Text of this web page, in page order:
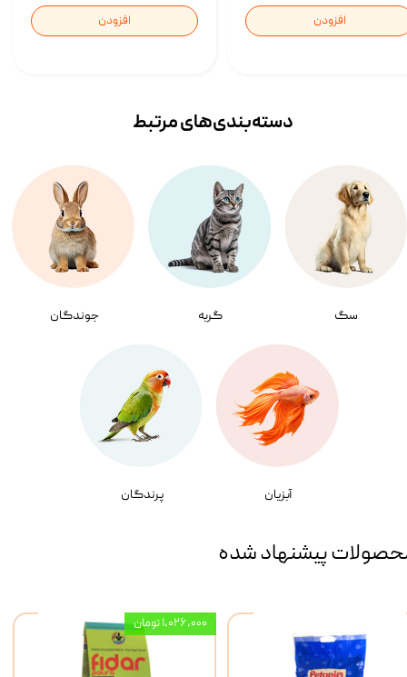
افزودن افزودن
سگ گربه جوندگان
آبزیان پرندگان
دسته‌بندی‌‌های مرتبط
پیشنهاد شده
۱,۰۲۶,۰۰۰ تومان